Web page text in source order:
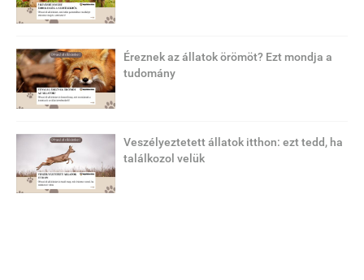
Éreznek az állatok örömöt? Ezt mondja a
tudomány
Veszélyeztetett állatok itthon: ezt tedd, ha
találkozol velük